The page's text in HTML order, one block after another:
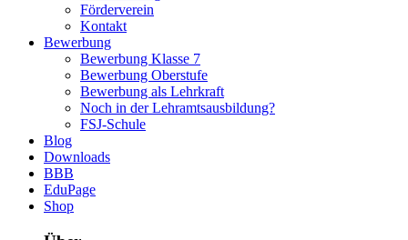
Förderverein
Kontakt
Bewerbung
Bewerbung Klasse 7
Bewerbung Oberstufe
Bewerbung als Lehrkraft
Noch in der Lehramtsausbildung?
FSJ-Schule
Blog
Downloads
BBB
EduPage
Shop